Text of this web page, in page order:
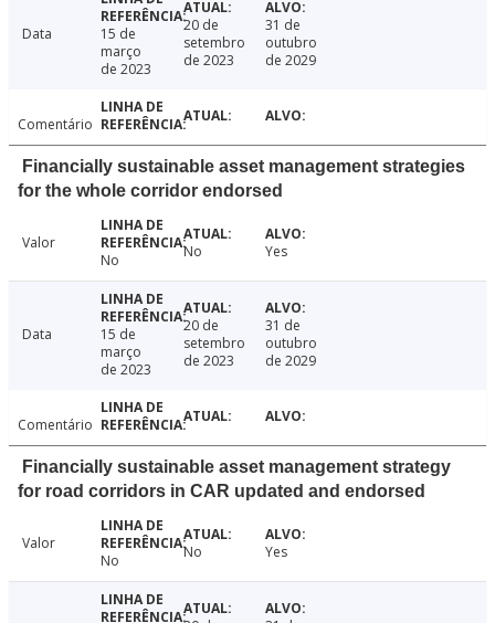
Data
15 de
março
de 2023
20 de
setembro
de 2023
31 de
outubro
de 2029
Comentário
Financially sustainable asset management strategies
for the whole corridor endorsed
Valor
No
No Yes
Data
15 de
março
de 2023
20 de
setembro
de 2023
31 de
outubro
de 2029
Comentário
Financially sustainable asset management strategy
for road corridors in CAR updated and endorsed
Valor
No
No Yes